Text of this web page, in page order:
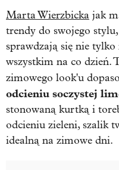
Marta Wierzbicka jak
trendy do swojego
sprawdzają się nie tylko
wszystkim na co dzień.
zimowego look'u
odcieniu soczystej
stonowaną kurtką i
odcieniu zieleni, szalik
idealną na zimowe dni.